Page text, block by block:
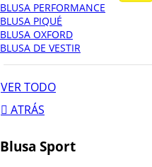
BLUSA PERFORMANCE
BLUSA PIQUÉ
BLUSA OXFORD
BLUSA DE VESTIR
VER TODO
ATRÁS
Blusa Sport